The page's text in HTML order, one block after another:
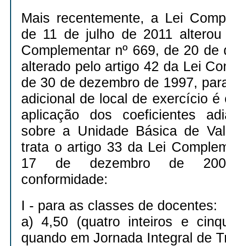
Mais recentemente, a Lei
de 11 de julho de 2011
Complementar nº 669, de 20 de
alterado pelo artigo 42 da Lei
de 30 de dezembro de 1997,
adicional de local de exercício é
aplicação dos coeficientes
sobre a Unidade Básica de
trata o artigo 33 da Lei
17 de dezembro de
conformidade:
I - para as classes de docentes:
a) 4,50 (quatro inteiros e
quando em Jornada Integral de